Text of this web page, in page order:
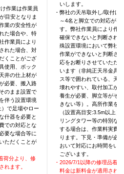
作業は作業員
目安となりま
業の安全性が
た場合や、特
作業員により
れた場合、対
くことがござ
使用、ボック
井の仕上材が
必要、搬入路
のまま設置で
伴う設置環境
）で足場やロー
什器を必要と
での対応とな
要な場合等に
ただくことが
荷分より、修
れます。
いします。
・弊社の天吊取外し/取付け
～4名と脚立での対応が目
す。弊社作業員により作
確保できないと判断され
殊設置環境において弊社
作業ができないと判断さ
応をお断りさせていただ
います（非純正天吊金具
ス等で囲われている、天
壊れやすい、取付加工が
養生が必要、脚立等がそ
きない等）。高所作業を
（設置高目安:3.5m以上）
リングタワー等の特別な
する場合は、作業料実費
ります。下見・準備が必
おいて対応にお時間をい
ございます。
・2026/7/1以降の修理品着
料金は新料金が適用され